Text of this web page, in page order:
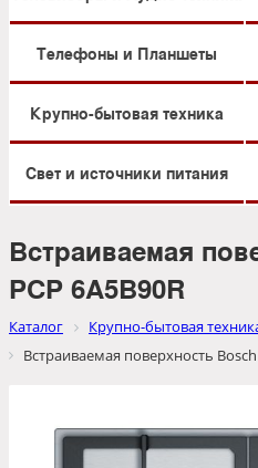
Телефоны и Планшеты
Крупно-бытовая техника
Свет и источники питания
Встраиваемая
PCP 6A5B90R
Каталог Крупно-бытовая
Встраиваемая поверхность Bosch